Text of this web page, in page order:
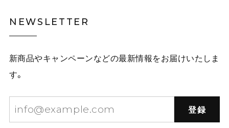
NEWSLETTER
新商品やキャンペーンなどの最新情報をお届けいたしま
す。
登録